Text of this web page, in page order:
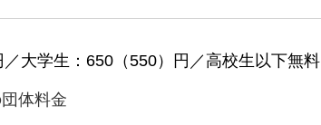
大学生：650（550）円／高校生以下無料
体料金